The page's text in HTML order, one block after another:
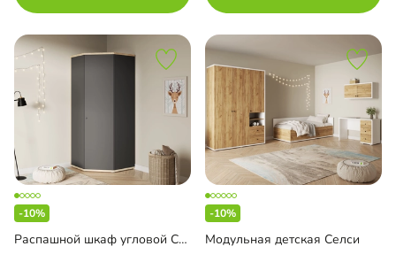
-10%
Распашной шкаф угловой Селси-900
-10%
Модульная детская Селси